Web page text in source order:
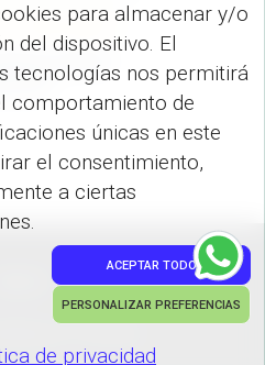
para almacenar y/o
del dispositivo. El
tecnologías nos permitirá
comportamiento de
únicas en este
el consentimiento,
a ciertas
ACEPTAR TODO
PERSONALIZAR PREFERENCIAS
de privacidad
COCINA (HOGAR)
Edam